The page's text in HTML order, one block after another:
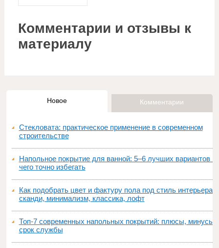
Комментарии и отзывы к
материалу
Новое Комментарии
Стекловата: практическое применение в современном
строительстве
Напольное покрытие для ванной: 5–6 лучших вариантов и
чего точно избегать
Как подобрать цвет и фактуру пола под стиль интерьера:
сканди, минимализм, классика, лофт
Топ‑7 современных напольных покрытий: плюсы, минусы,
срок службы